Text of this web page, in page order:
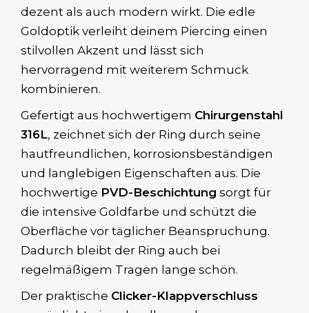
dezent als auch modern wirkt. Die edle
Goldoptik verleiht deinem Piercing einen
stilvollen Akzent und lässt sich
hervorragend mit weiterem Schmuck
kombinieren.
Gefertigt aus hochwertigem Chirurgenstahl
316L, zeichnet sich der Ring durch seine
hautfreundlichen, korrosionsbeständigen
und langlebigen Eigenschaften aus. Die
hochwertige PVD-Beschichtung sorgt für
die intensive Goldfarbe und schützt die
Oberfläche vor täglicher Beanspruchung.
Dadurch bleibt der Ring auch bei
regelmäßigem Tragen lange schön.
Der praktische Clicker-Klappverschluss